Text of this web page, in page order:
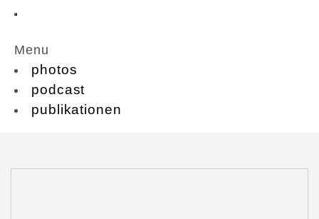
Menu
photos
podcast
publikationen